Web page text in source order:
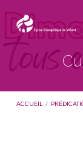
ACCUEIL /